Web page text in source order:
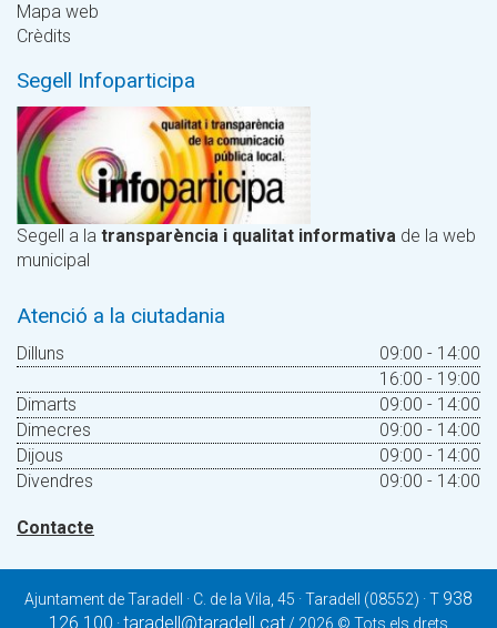
Mapa web
Crèdits
Segell Infoparticipa
Segell a la transparència i qualitat informativa de la web
municipal
Atenció a la ciutadania
Dilluns
09:00 - 14:00
16:00 - 19:00
Dimarts
09:00 - 14:00
Dimecres
09:00 - 14:00
Dijous
09:00 - 14:00
Divendres
09:00 - 14:00
Contacte
Ajuntament de Taradell · C. de la Vila, 45 · Taradell (08552) · T 938
126 100 ·taradell@taradell.cat / 2026 © Tots els drets